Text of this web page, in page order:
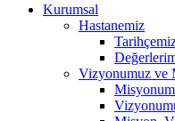
Kurumsal
Hastanemiz
Vizyonumuz ve